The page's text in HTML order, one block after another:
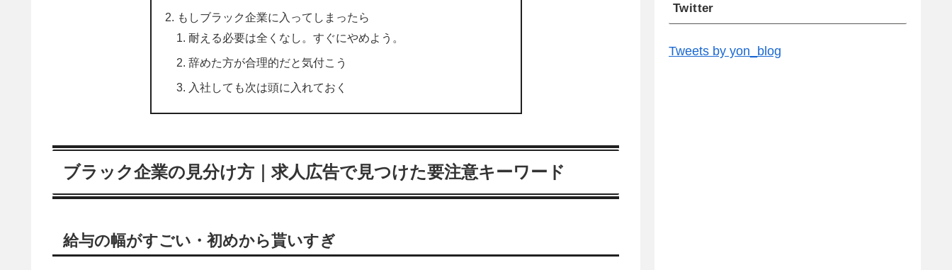
もしブラック企業に入ってしまったら
耐える必要は全くなし。すぐにやめよう。
辞めた方が合理的だと気付こう
入社しても次は頭に入れておく
ブラック企業の見分け方｜求人広告で見つけた要注意キーワード
給与の幅がすごい・初めから貰いすぎ
Twitter
Tweets by yon_blog